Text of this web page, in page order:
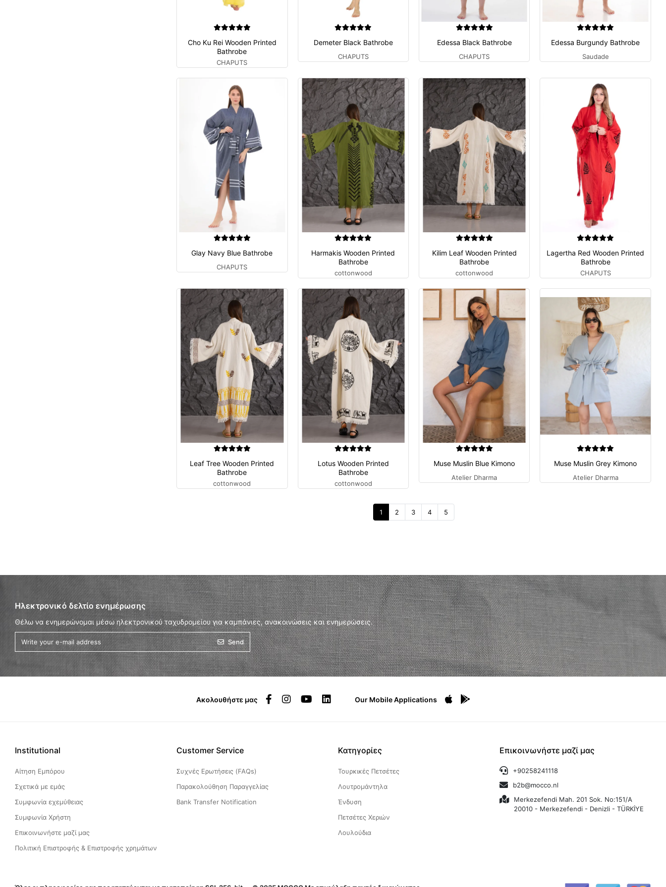
Cho Ku Rei Wooden Printed
Bathrobe
CHAPUTS
Demeter Black Bathrobe
CHAPUTS
Edessa Black Bathrobe
CHAPUTS
Edessa Burgundy Bathrobe
Saudade
Glay Navy Blue Bathrobe
CHAPUTS
Harmakis Wooden Printed
Bathrobe
cottonwood
Kilim Leaf Wooden Printed
Bathrobe
cottonwood
Lagertha Red Wooden Printed
Bathrobe
CHAPUTS
Leaf Tree Wooden Printed
Bathrobe
cottonwood
Lotus Wooden Printed
Bathrobe
cottonwood
Muse Muslin Blue Kimono
Atelier Dharma
Muse Muslin Grey Kimono
Atelier Dharma
1 2 3 4 5
Ηλεκτρονικό δελτίο ενημέρωσης
Θέλω να ενημερώνομαι μέσω ηλεκτρονικού ταχυδρομείου για καμπάνιες, ανακοινώσεις και ενημερώσεις.
Send
Ακολουθήστε μας Our Mobile Applications
Institutional
Αίτηση Εμπόρου
Σχετικά με εμάς
Συμφωνία εχεμύθειας
Συμφωνία Χρήστη
Επικοινωνήστε μαζί μας
Πολιτική Επιστροφής & Επιστροφής χρημάτων
Customer Service
Συχνές Ερωτήσεις (FAQs)
Παρακολούθηση Παραγγελίας
Bank Transfer Notification
Κατηγορίες
Τουρκικές Πετσέτες
Λουτρομάντηλα
Ένδυση
Πετσέτες Χεριών
Λουλούδια
Επικοινωνήστε μαζί μας
+90258241118
b2b@mocco.nl
Merkezefendi Mah. 201 Sok. No:151/A
20010 - Merkezefendi - Denizli - TÜRKİYE